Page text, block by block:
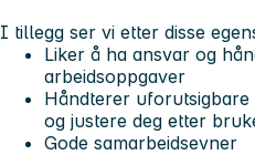
I tillegg ser vi etter disse
Liker å ha ansvar og
arbeidsoppgaver
Håndterer uforutsigbare
og justere deg etter
Gode samarbeidsevner